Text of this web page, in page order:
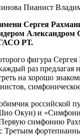
Пианист
Сергея
Александром
РТ.
фигура
раз предлагая
на хорошо
российской
Окуи) и
симфонию